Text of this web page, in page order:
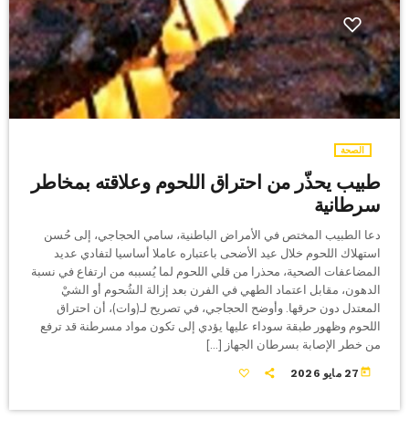
الصحة
طبيب يحذّر من احتراق اللحوم وعلاقته بمخاطر
سرطانية
دعا الطبيب المختص في الأمراض الباطنية، سامي الحجاجي، إلى حُسن
استهلاك اللحوم خلال عيد الأضحى باعتباره عاملا أساسيا لتفادي عديد
المضاعفات الصحية، محذرا من قلي اللحوم لما يُسببه من ارتفاع في نسبة
الدهون، مقابل اعتماد الطهي في الفرن بعد إزالة الشُحوم أو الشيْ
المعتدل دون حرقها. وأوضح الحجاجي، في تصريح لـ(وات)، أن احتراق
اللحوم وظهور طبقة سوداء عليها يؤدي إلى تكون مواد مسرطنة قد ترفع
من خطر الإصابة بسرطان الجهاز […]
today 27 مايو 2026